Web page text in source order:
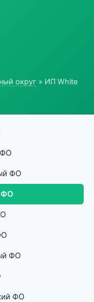
округ » ИП White
ФО
ФО
ФО
ФО
ФО